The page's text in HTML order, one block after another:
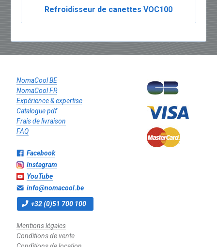
Refroidisseur de canettes VOC100
NomaCool BE
NomaCool FR
Expérience & expertise
Catalogue pdf
Frais de livraison
FAQ
Facebook
Instagram
YouTube
info@nomacool.be
+32 (0)51 700 100
Mentions légales
Conditions de vente